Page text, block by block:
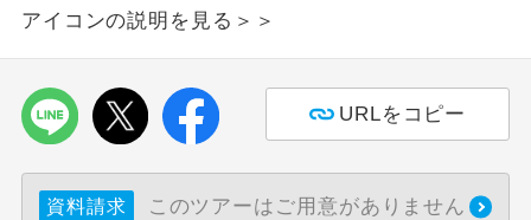
アイコンの説明を見る＞＞
URLをコピー
資料請求 このツアーはご用意がありません
ホテル指定
す。
ス2席利用
す。